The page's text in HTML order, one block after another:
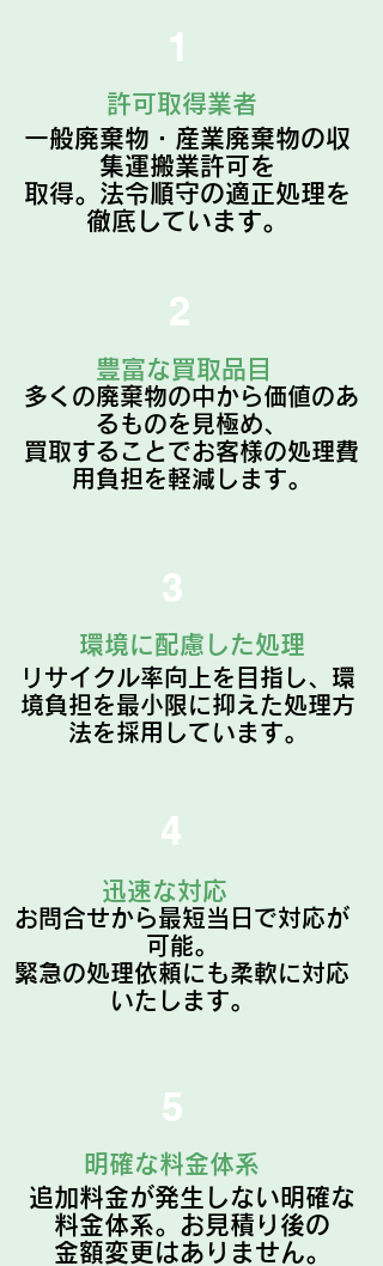
​1
​許可取得業者
一般廃棄物・産業廃棄物の収
集運搬業許可を
取得。法令順守の適正処理を
徹底しています。​
2
豊富な買取品目
​多くの廃棄物の中から価値のあ
るものを見極め、
買取することでお客様の処理費
用負担を軽減します。
3
環境に配慮した処理
リサイクル率向上を目指し、環
境負担を最小限に抑えた処理方
法を採用しています。
4
迅速な対応
お問合せから最短当日で対応が
可能。
緊急の処理依頼にも柔軟に対応
いたします。
5
明確な料金体系
追加料金が発生しない明確な
料金体系。お見積り後の
​金額変更はありません。